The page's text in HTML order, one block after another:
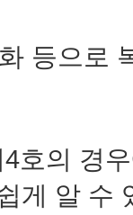
등으로
의 경
게 알 수